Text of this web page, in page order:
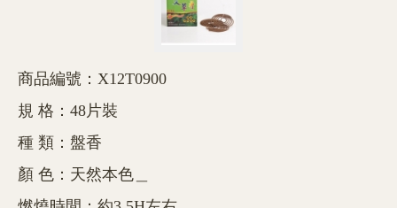
商品編號：X12T0900
規 格：48片裝
種 類：盤香
顏 色：天然本色＿